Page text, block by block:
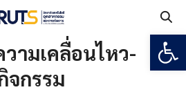
ามเคลื่อนไหว-
จกรรม